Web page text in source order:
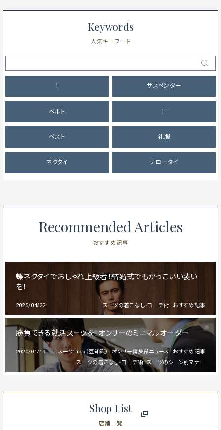
Keywords
人気キーワード
1 サスペンダー
ベルト 1'
ベスト 礼服
ネクタイ ナロータイ
Recommended Articles
おすすめ記事
蝶ネクタイでおしゃれ上級者！結婚式でもかっこいい装い
を！
2025/04/22 おすすめ記事
スーツの着こなし・コーデ術
勝負できる就活スーツを！オンリーのミニマルオーダー
2020/01/19 おすすめ記事
オンリー編集部ニュース
スーツTips（豆知識）
スーツのシーン別マナー
スーツの着こなし・コーデ術
Shop List
店舗一覧